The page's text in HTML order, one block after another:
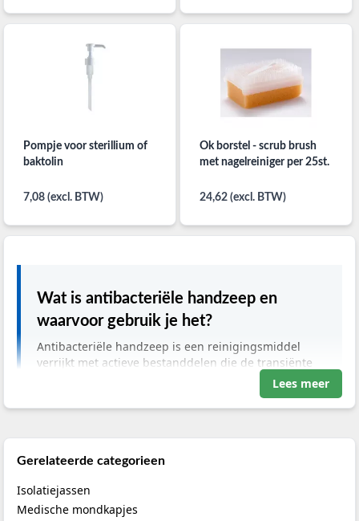
Gerelateerde categorieen
Isolatiejassen
Medische mondkapjes
Pompje voor sterillium of
baktolin
7,08 (excl. BTW)
Ok borstel - scrub brush
met nagelreiniger per 25st.
24,62 (excl. BTW)
Wat is antibacteriële handzeep en
waarvoor gebruik je het?
Antibacteriële handzeep is een reinigingsmiddel
verrijkt met actieve bestanddelen die de transiënte
flora effectief reduceren. In de medische praktijk
gebruik je dit voor mechanische reiniging vóór
handdesinfectie of bij zichtbare vervuiling. Het
personeel, terwijl hydraterende ingrediënten de
lipidenlaag van jouw huid beschermen tegen
Lees meer